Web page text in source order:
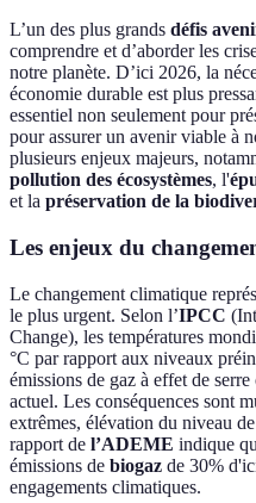
L’un des plus grands défis
comprendre et d’aborder les
notre planète. D’ici 2026, la
économie durable est plus
essentiel non seulement pour
pour assurer un avenir viable à
plusieurs enjeux majeurs,
pollution des écosystèmes, l'
et la préservation de la
Les enjeux du
Le changement climatique
le plus urgent. Selon l’IPCC
Change), les températures
°C par rapport aux niveaux
émissions de gaz à effet de
actuel. Les conséquences sont
extrêmes, élévation du niveau
rapport de l’ADEME indique
émissions de biogaz de 30%
engagements climatiques.